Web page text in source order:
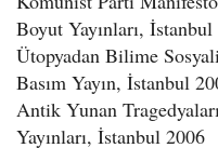
Boyut Yayınları,
Ütopyadan Bilime
Basım Yayın, İstanbul
Antik Yunan
Yayınları, İstanbul 2006